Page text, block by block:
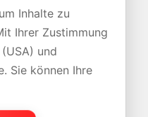
Inhalte zu
Ihrer Zustimmung
und
Sie können Ihre